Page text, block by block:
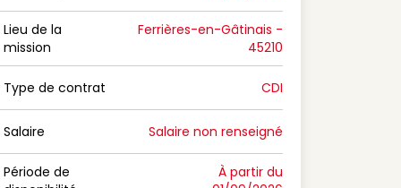
Date de publication
Lieu de la mission
Lieu de la
mission
Ferrières-en-Gâtinais -
45210
Type de contrat
Type de contrat CDI
Salaire
Salaire Salaire non renseigné
Période de
À partir du